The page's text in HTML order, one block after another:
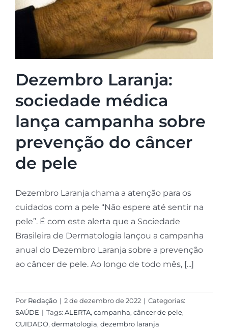
Dezembro Laranja:
sociedade médica
lança campanha sobre
prevenção do câncer
de pele
Dezembro Laranja chama a atenção para os
cuidados com a pele “Não espere até sentir na
pele”. É com este alerta que a Sociedade
Brasileira de Dermatologia lançou a campanha
anual do Dezembro Laranja sobre a prevenção
ao câncer de pele. Ao longo de todo mês, [...]
Por Redação | 2 de dezembro de 2022 | Categorias:
SAÚDE | Tags: ALERTA, campanha, câncer de pele,
CUIDADO, dermatologia, dezembro laranja